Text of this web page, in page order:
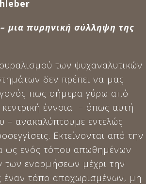
μια πυρηνική σύλληψη της
των ψυχαναλυτικών
δεν πρέπει να μας
πως σήμερα γύρω από
έννοια – όπως αυτή
– ανακαλύπτουμε εντελώς
Εκτείνονται από την
ως ενός τόπου απωθημένων
ενορμήσεων μέχρι την
έναν τόπο αποχωρισμένων, μη